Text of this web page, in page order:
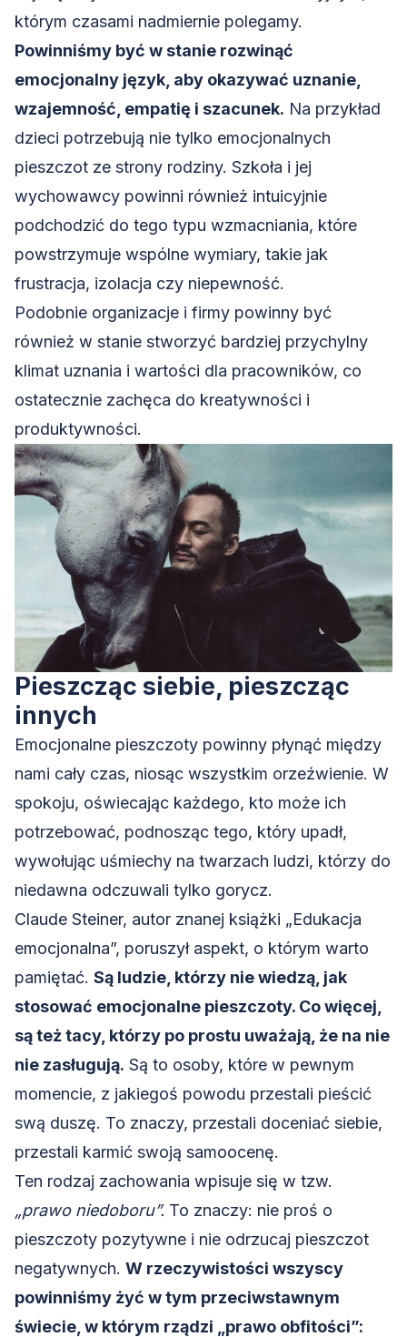
którym czasami nadmiernie polegamy.
Powinniśmy być w stanie rozwinąć
emocjonalny język, aby okazywać uznanie,
wzajemność, empatię i szacunek. Na przykład
dzieci potrzebują nie tylko emocjonalnych
pieszczot ze strony rodziny. Szkoła i jej
wychowawcy powinni również intuicyjnie
podchodzić do tego typu wzmacniania, które
powstrzymuje wspólne wymiary, takie jak
frustracja, izolacja czy niepewność.
Podobnie organizacje i firmy powinny być
również w stanie stworzyć bardziej przychylny
klimat uznania i wartości dla pracowników, co
ostatecznie zachęca do kreatywności i
produktywności.
Pieszcząc siebie, pieszcząc
innych
Emocjonalne pieszczoty powinny płynąć między
nami cały czas, niosąc wszystkim orzeźwienie. W
spokoju, oświecając każdego, kto może ich
potrzebować, podnosząc tego, który upadł,
wywołując uśmiechy na twarzach ludzi, którzy do
niedawna odczuwali tylko gorycz.
Claude Steiner, autor znanej książki „Edukacja
emocjonalna”, poruszył aspekt, o którym warto
pamiętać. Są ludzie, którzy nie wiedzą, jak
stosować emocjonalne pieszczoty. Co więcej,
są też tacy, którzy po prostu uważają, że na nie
nie zasługują. Są to osoby, które w pewnym
momencie, z jakiegoś powodu przestali pieścić
swą duszę. To znaczy, przestali doceniać siebie,
przestali karmić swoją samoocenę.
Ten rodzaj zachowania wpisuje się w tzw.
„prawo niedoboru”. To znaczy: nie proś o
pieszczoty pozytywne i nie odrzucaj pieszczot
negatywnych. W rzeczywistości wszyscy
powinniśmy żyć w tym przeciwstawnym
świecie, w którym rządzi „prawo obfitości”: